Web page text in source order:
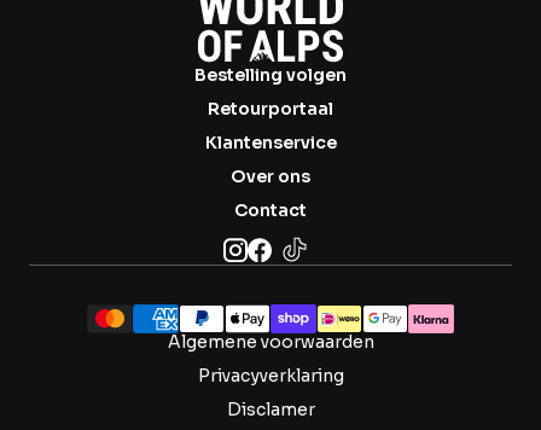
Bestelling volgen
Retourportaal
Klantenservice
Over ons
Contact
Algemene voorwaarden
Privacyverklaring
Disclamer